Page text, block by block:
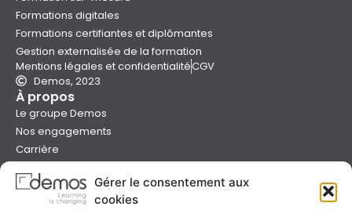
Gérer le consentement aux
cookies
Formations digitales
Formations certifiantes et diplômantes
Gestion externalisée de la formation
Mentions légales et confidentialitéCGV
Demos, 2023
À propos
Le groupe Demos
Nos engagements
Carrière
Presse
Catalogues